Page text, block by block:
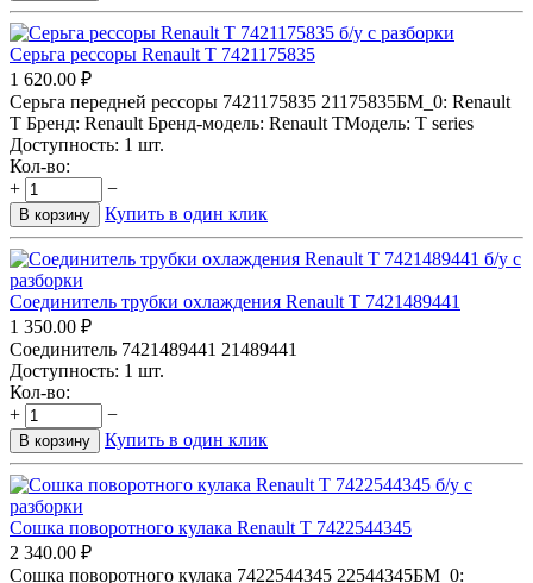
Серьга рессоры Renault T 7421175835
1 620.00 ₽
Серьга передней рессоры 7421175835 21175835БМ_0: Renault
T Бренд: Renault Бренд-модель: Renault TМодель: T series
Доступность: 1 шт.
Кол-во:
+
−
В корзину Купить в один клик
Соединитель трубки охлаждения Renault T 7421489441
1 350.00 ₽
Соединитель 7421489441 21489441
Доступность: 1 шт.
Кол-во:
+
−
В корзину Купить в один клик
Сошка поворотного кулака Renault T 7422544345
2 340.00 ₽
Сошка поворотного кулака 7422544345 22544345БМ_0: